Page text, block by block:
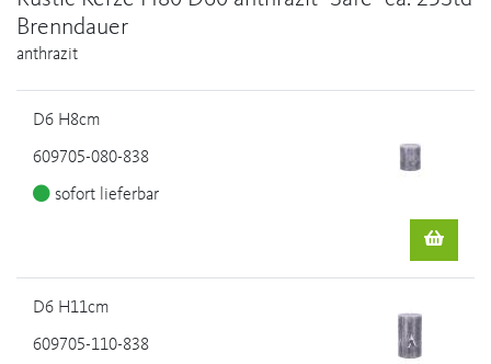
Brenndauer
anthrazit
D6 H8cm
609705-080-838
sofort lieferbar
D6 H11cm
609705-110-838